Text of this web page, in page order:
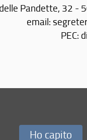
Pandette, 32 -
email:
PEC:
Ho capito